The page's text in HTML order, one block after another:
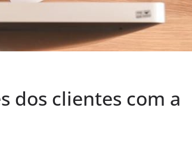
dos clientes com a